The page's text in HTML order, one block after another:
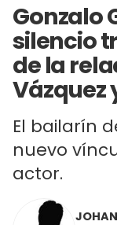
Gonzalo
silencio
de la
Vázquez
El bailarín
nuevo
actor.